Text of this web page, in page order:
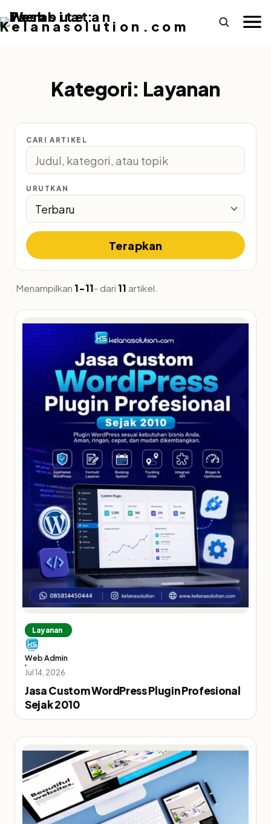
Kategori: Layanan
CARI ARTIKEL
URUTKAN
Terapkan
Menampilkan 1-11- dari 11 artikel.
Layanan
Web Admin
Jul 14, 2026
Jasa Custom WordPress Plugin Profesional
Sejak 2010